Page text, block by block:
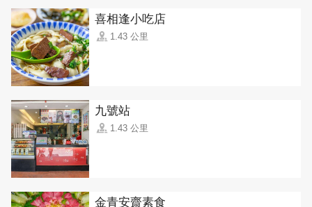
喜相逢小吃店
1.43 公里
九號站
1.43 公里
金青安齋素食